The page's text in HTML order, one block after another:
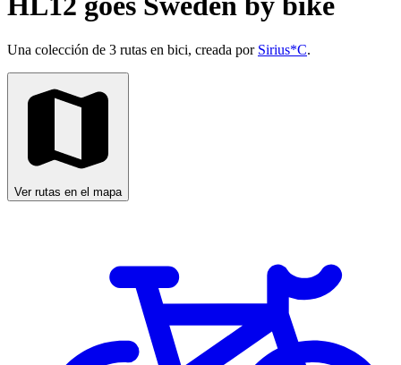
Una colección de 3 rutas en bici, creada por Sirius*C.
Ver rutas en el mapa